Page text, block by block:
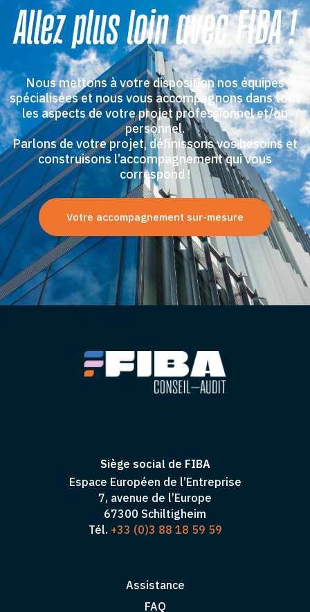
Allez plus loin avec FIBA !
Nous mettons à votre disposition nos équipes
spécialisées et nous vous accompagnons dans tous
les aspects de votre projet professionnel et/ou
personnel.
Parlons de votre projet, définissons vos besoins et
construisons l’accompagnement qui vous
correspond !
Votre accompagnement sur-mesure
Siège social de FIBA
Espace Européen de l’Entreprise
7, avenue de l’Europe
67300 Schiltigheim
Tél. +33 (0)3 88 18 59 59
Assistance
FAQ